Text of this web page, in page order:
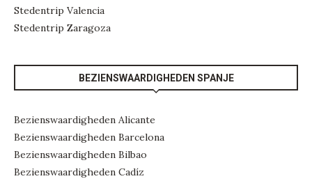
Stedentrip Valencia
Stedentrip Zaragoza
BEZIENSWAARDIGHEDEN SPANJE
Bezienswaardigheden Alicante
Bezienswaardigheden Barcelona
Bezienswaardigheden Bilbao
Bezienswaardigheden Cadíz